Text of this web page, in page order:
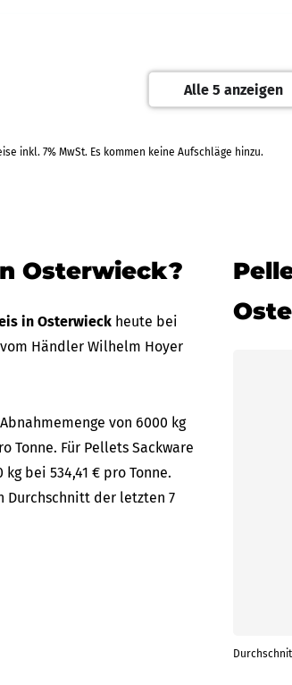
+3 Weitere Zahlarten
Alle 5 anzeigen
inkl. 7% MwSt. Es kommen keine Aufschläge hinzu.
Osterwieck?
in Osterwieck heute bei
Händler Wilhelm Hoyer
von 6000 kg
Tonne. Für Pellets Sackware
bei 534,41 € pro Tonne.
Durchschnitt der letzten 7